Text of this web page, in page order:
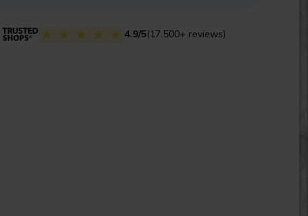
4.9/5(17.500+ reviews)